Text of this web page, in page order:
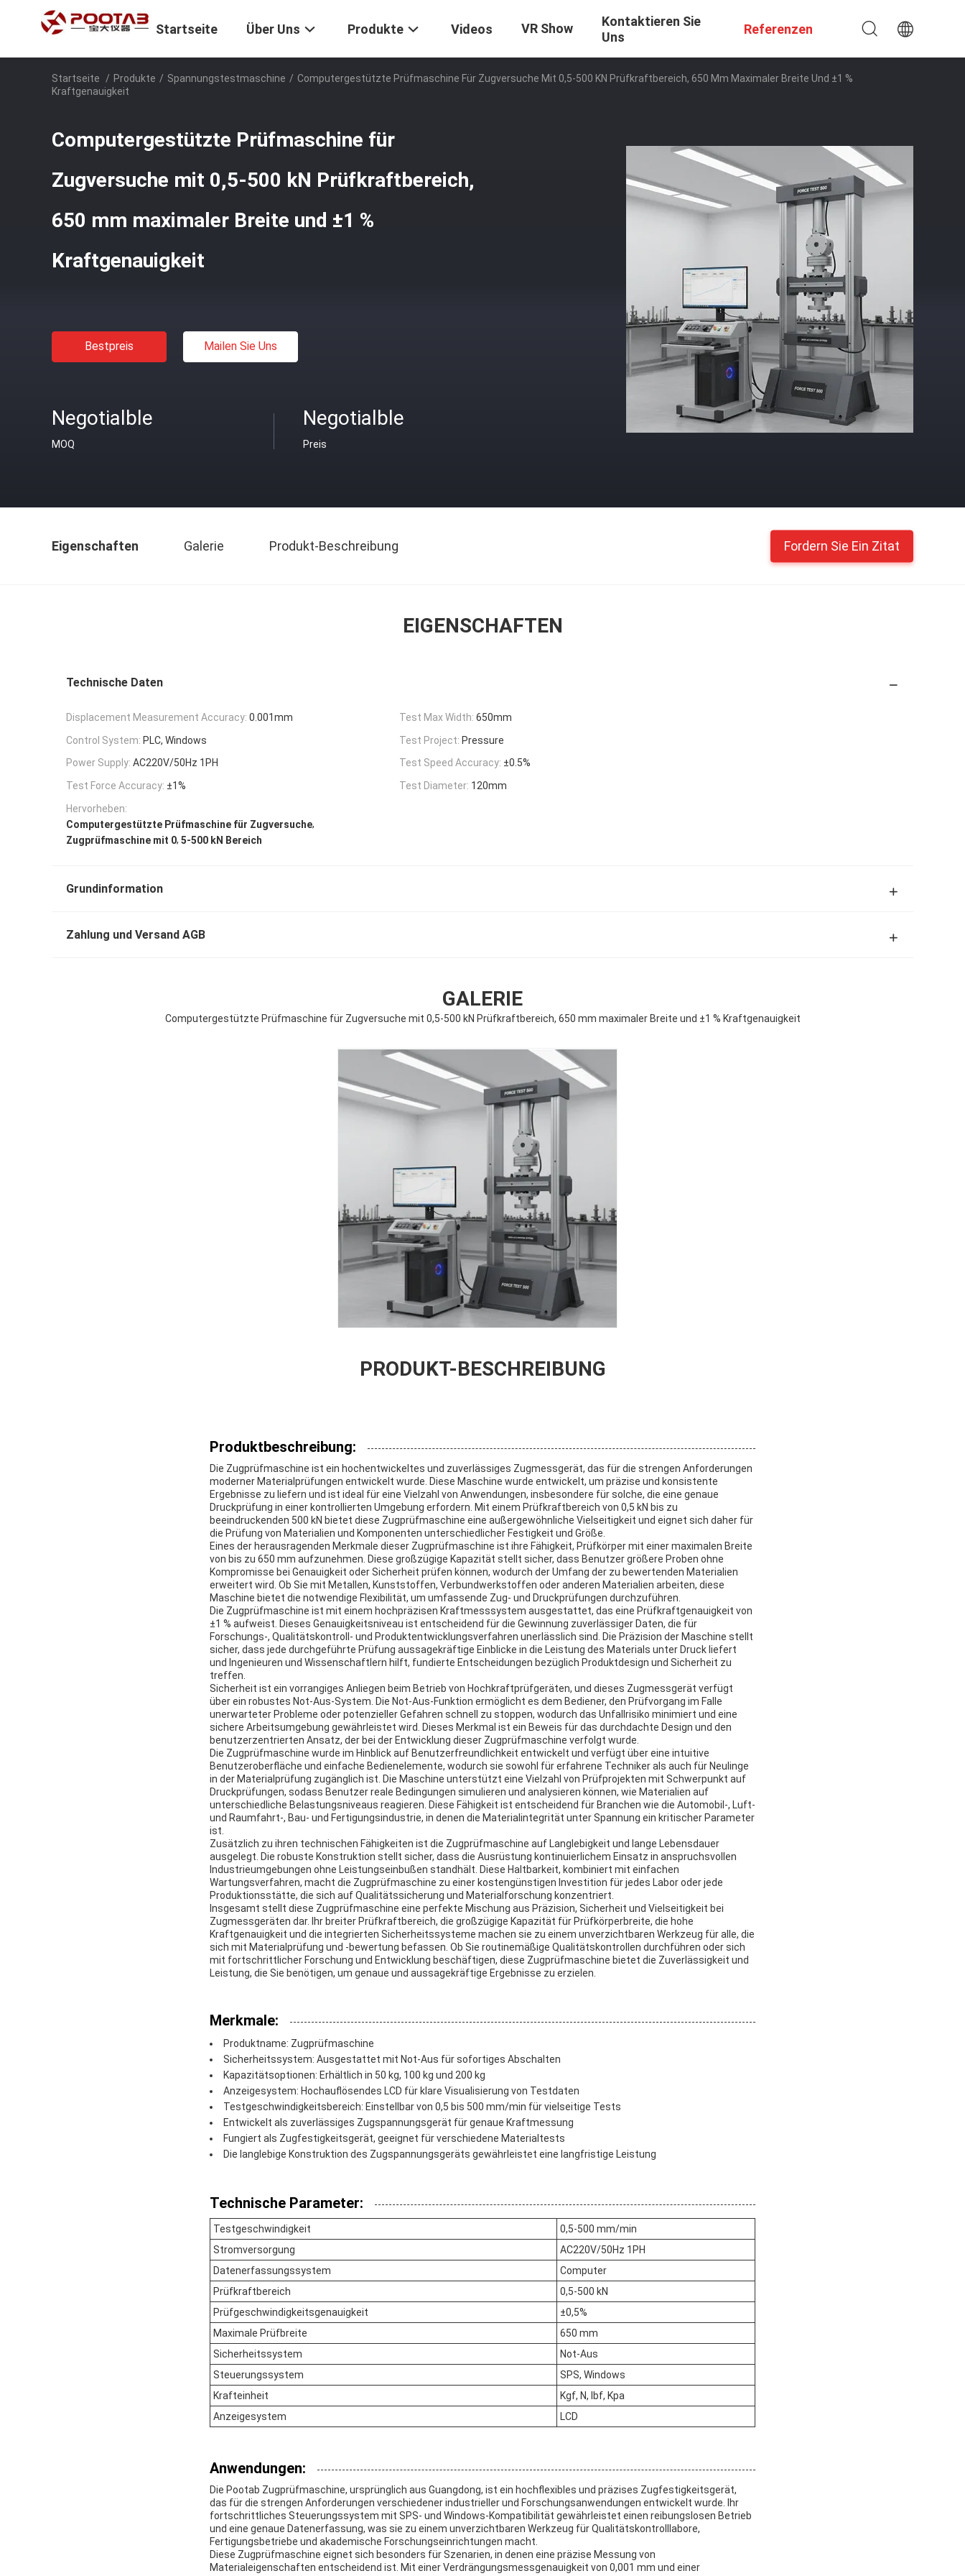
Startseite Über Uns Produkte Videos VR Show
Kontaktieren Sie
Uns
Referenzen
Startseite / Produkte / Spannungstestmaschine / Computergestützte Prüfmaschine Für Zugversuche Mit 0,5-500 KN Prüfkraftbereich, 650 Mm Maximaler Breite Und ±1 %
Kraftgenauigkeit
Computergestützte Prüfmaschine für
Zugversuche mit 0,5-500 kN Prüfkraftbereich,
650 mm maximaler Breite und ±1 %
Kraftgenauigkeit
Bestpreis Mailen Sie Uns
Negotialble
MOQ
Negotialble
Preis
Eigenschaften Galerie Produkt-Beschreibung Fordern Sie Ein Zitat
EIGENSCHAFTEN
Technische Daten
Displacement Measurement Accuracy: 0.001mm Test Max Width: 650mm
Control System: PLC, Windows Test Project: Pressure
Power Supply: AC220V/50Hz 1PH Test Speed Accuracy: ±0.5%
Test Force Accuracy: ±1% Test Diameter: 120mm
Hervorheben:
Computergestützte Prüfmaschine für Zugversuche,
Zugprüfmaschine mit 0, 5-500 kN Bereich
Grundinformation
Zahlung und Versand AGB
GALERIE
Computergestützte Prüfmaschine für Zugversuche mit 0,5-500 kN Prüfkraftbereich, 650 mm maximaler Breite und ±1 % Kraftgenauigkeit
PRODUKT-BESCHREIBUNG
Produktbeschreibung:
Die Zugprüfmaschine ist ein hochentwickeltes und zuverlässiges Zugmessgerät, das für die strengen Anforderungen
moderner Materialprüfungen entwickelt wurde. Diese Maschine wurde entwickelt, um präzise und konsistente
Ergebnisse zu liefern und ist ideal für eine Vielzahl von Anwendungen, insbesondere für solche, die eine genaue
Druckprüfung in einer kontrollierten Umgebung erfordern. Mit einem Prüfkraftbereich von 0,5 kN bis zu
beeindruckenden 500 kN bietet diese Zugprüfmaschine eine außergewöhnliche Vielseitigkeit und eignet sich daher für
die Prüfung von Materialien und Komponenten unterschiedlicher Festigkeit und Größe.
Eines der herausragenden Merkmale dieser Zugprüfmaschine ist ihre Fähigkeit, Prüfkörper mit einer maximalen Breite
von bis zu 650 mm aufzunehmen. Diese großzügige Kapazität stellt sicher, dass Benutzer größere Proben ohne
Kompromisse bei Genauigkeit oder Sicherheit prüfen können, wodurch der Umfang der zu bewertenden Materialien
erweitert wird. Ob Sie mit Metallen, Kunststoffen, Verbundwerkstoffen oder anderen Materialien arbeiten, diese
Maschine bietet die notwendige Flexibilität, um umfassende Zug- und Druckprüfungen durchzuführen.
Die Zugprüfmaschine ist mit einem hochpräzisen Kraftmesssystem ausgestattet, das eine Prüfkraftgenauigkeit von
±1 % aufweist. Dieses Genauigkeitsniveau ist entscheidend für die Gewinnung zuverlässiger Daten, die für
Forschungs-, Qualitätskontroll- und Produktentwicklungsverfahren unerlässlich sind. Die Präzision der Maschine stellt
sicher, dass jede durchgeführte Prüfung aussagekräftige Einblicke in die Leistung des Materials unter Druck liefert
und Ingenieuren und Wissenschaftlern hilft, fundierte Entscheidungen bezüglich Produktdesign und Sicherheit zu
treffen.
Sicherheit ist ein vorrangiges Anliegen beim Betrieb von Hochkraftprüfgeräten, und dieses Zugmessgerät verfügt
über ein robustes Not-Aus-System. Die Not-Aus-Funktion ermöglicht es dem Bediener, den Prüfvorgang im Falle
unerwarteter Probleme oder potenzieller Gefahren schnell zu stoppen, wodurch das Unfallrisiko minimiert und eine
sichere Arbeitsumgebung gewährleistet wird. Dieses Merkmal ist ein Beweis für das durchdachte Design und den
benutzerzentrierten Ansatz, der bei der Entwicklung dieser Zugprüfmaschine verfolgt wurde.
Die Zugprüfmaschine wurde im Hinblick auf Benutzerfreundlichkeit entwickelt und verfügt über eine intuitive
Benutzeroberfläche und einfache Bedienelemente, wodurch sie sowohl für erfahrene Techniker als auch für Neulinge
in der Materialprüfung zugänglich ist. Die Maschine unterstützt eine Vielzahl von Prüfprojekten mit Schwerpunkt auf
Druckprüfungen, sodass Benutzer reale Bedingungen simulieren und analysieren können, wie Materialien auf
unterschiedliche Belastungsniveaus reagieren. Diese Fähigkeit ist entscheidend für Branchen wie die Automobil-, Luft-
und Raumfahrt-, Bau- und Fertigungsindustrie, in denen die Materialintegrität unter Spannung ein kritischer Parameter
ist.
Zusätzlich zu ihren technischen Fähigkeiten ist die Zugprüfmaschine auf Langlebigkeit und lange Lebensdauer
ausgelegt. Die robuste Konstruktion stellt sicher, dass die Ausrüstung kontinuierlichem Einsatz in anspruchsvollen
Industrieumgebungen ohne Leistungseinbußen standhält. Diese Haltbarkeit, kombiniert mit einfachen
Wartungsverfahren, macht die Zugprüfmaschine zu einer kostengünstigen Investition für jedes Labor oder jede
Produktionsstätte, die sich auf Qualitätssicherung und Materialforschung konzentriert.
Insgesamt stellt diese Zugprüfmaschine eine perfekte Mischung aus Präzision, Sicherheit und Vielseitigkeit bei
Zugmessgeräten dar. Ihr breiter Prüfkraftbereich, die großzügige Kapazität für Prüfkörperbreite, die hohe
Kraftgenauigkeit und die integrierten Sicherheitssysteme machen sie zu einem unverzichtbaren Werkzeug für alle, die
sich mit Materialprüfung und -bewertung befassen. Ob Sie routinemäßige Qualitätskontrollen durchführen oder sich
mit fortschrittlicher Forschung und Entwicklung beschäftigen, diese Zugprüfmaschine bietet die Zuverlässigkeit und
Leistung, die Sie benötigen, um genaue und aussagekräftige Ergebnisse zu erzielen.
Merkmale:
Produktname: Zugprüfmaschine
Sicherheitssystem: Ausgestattet mit Not-Aus für sofortiges Abschalten
Kapazitätsoptionen: Erhältlich in 50 kg, 100 kg und 200 kg
Anzeigesystem: Hochauflösendes LCD für klare Visualisierung von Testdaten
Testgeschwindigkeitsbereich: Einstellbar von 0,5 bis 500 mm/min für vielseitige Tests
Entwickelt als zuverlässiges Zugspannungsgerät für genaue Kraftmessung
Fungiert als Zugfestigkeitsgerät, geeignet für verschiedene Materialtests
Die langlebige Konstruktion des Zugspannungsgeräts gewährleistet eine langfristige Leistung
Technische Parameter:
Testgeschwindigkeit
0,5-500 mm/min
Stromversorgung
AC220V/50Hz 1PH
Datenerfassungssystem
Computer
Prüfkraftbereich
0,5-500 kN
Prüfgeschwindigkeitsgenauigkeit
±0,5%
Maximale Prüfbreite
650 mm
Sicherheitssystem
Not-Aus
Steuerungssystem
SPS, Windows
Krafteinheit
Kgf, N, lbf, Kpa
Anzeigesystem
LCD
Anwendungen:
Die Pootab Zugprüfmaschine, ursprünglich aus Guangdong, ist ein hochflexibles und präzises Zugfestigkeitsgerät,
das für die strengen Anforderungen verschiedener industrieller und Forschungsanwendungen entwickelt wurde. Ihr
fortschrittliches Steuerungssystem mit SPS- und Windows-Kompatibilität gewährleistet einen reibungslosen Betrieb
und eine genaue Datenerfassung, was sie zu einem unverzichtbaren Werkzeug für Qualitätskontrolllabore,
Fertigungsbetriebe und akademische Forschungseinrichtungen macht.
Diese Zugprüfmaschine eignet sich besonders für Szenarien, in denen eine präzise Messung von
Materialeigenschaften entscheidend ist. Mit einer Verdrängungsmessgenauigkeit von 0,001 mm und einer